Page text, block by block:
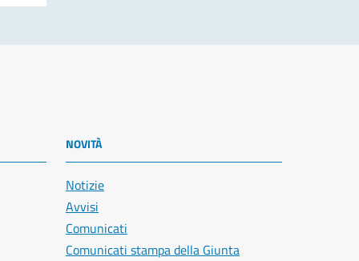
NOVITÀ
Notizie
Avvisi
Comunicati
Comunicati stampa della Giunta